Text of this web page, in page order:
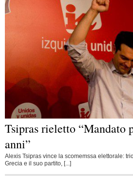
Tsipras rieletto “Mandato
anni”
Alexis Tsipras vince la scomemssa elettorale:
Grecia e il suo partito, [...]